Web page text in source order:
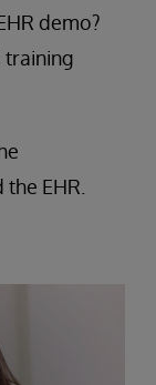
demo?
training
EHR.